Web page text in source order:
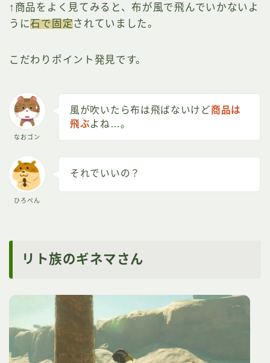
↑商品をよく見てみると、布が風で飛んでいかないよ
うに石で固定 されていました。
こだわりポイント発見です。
なおゴン
風が吹いたら布は飛ばないけど商品は
飛ぶよね…。
ひろぺん
それでいいの？
リト族のギネマさん